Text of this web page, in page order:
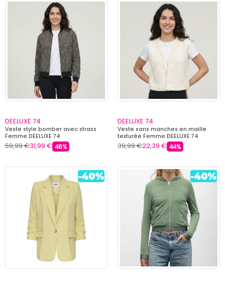
DEELUXE 74
Veste style bomber avec strass
Femme DEELUXE 74
59,99 €31,99 € 46%
DEELUXE 74
Veste sans manches en maille
texturée Femme DEELUXE 74
39,99 €22,39 € 44%